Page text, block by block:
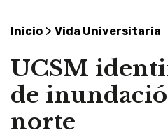
Inicio > Vida Universitaria
UCSM
de
norte